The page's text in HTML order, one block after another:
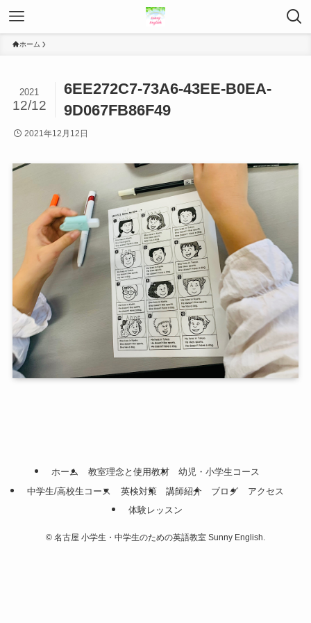
ホーム
6EE272C7-73A6-43EE-B0EA-
9D067FB86F49
2021
12/12
2021年12月12日
ホーム 教室理念と使用教材
幼児・小学生コース
中学生/高校生コース
英検対策 講師紹介 ブログ
アクセス
体験レッスン
© 名古屋 小学生・中学生のための英語教室 Sunny English.